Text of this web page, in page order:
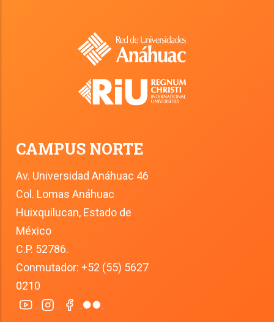
CAMPUS NORTE
Av. Universidad Anáhuac 46
Col. Lomas Anáhuac
Huixquilucan, Estado de
México
C.P. 52786.
Conmutador: +52 (55) 5627
0210